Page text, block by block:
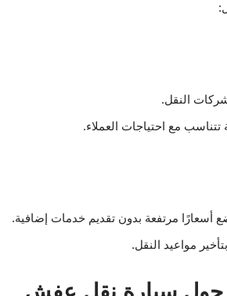
النقل.
مع احتياجات العملاء.
أسعارًا مرتفعة بدون تقديم خدمات إضافية.
مواعيد النقل.